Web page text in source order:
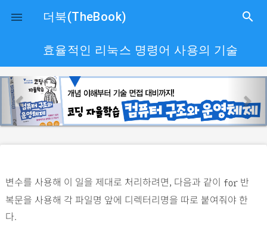
close
 더북(TheBook) search
효율적인 리눅스 명령어 사용의 기술
p
r
e
u
s
e
x
변수를 사용해 이 일을 제대로 처리하려면, 다음과 같이 for반
복문을 사용해 각 파일명 앞에 디렉터리명을 따로 붙여줘야 한
다.